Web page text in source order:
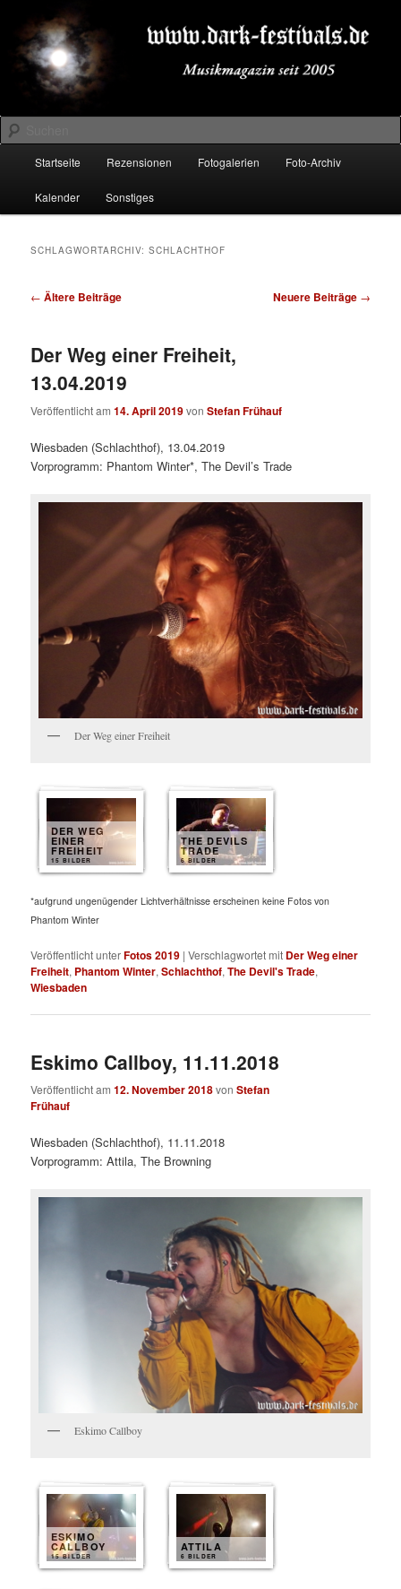
primären
Inhalt
springen
sekundären
Inhalt
springenDARK-FESTIVALS.DE
Suchen
Startseite Rezensionen Fotogalerien Foto-Archiv
Kalender Sonstiges
SCHLAGWORTARCHIV:SCHLACHTHOF
Beitragsnavigation
← Ältere Beiträge Neuere Beiträge →
Der Weg einer Freiheit,
13.04.2019
Veröffentlicht am14. April 2019vonStefan Frühauf
Wiesbaden (Schlachthof), 13.04.2019
Vorprogramm: Phantom Winter*, The Devil’s Trade
Der Weg einer Freiheit
DER WEG
EINER
FREIHEIT
15 BILDER
THE DEVILS
TRADE
6 BILDER
*aufgrund ungenügender Lichtverhältnisse erscheinen keine Fotos von
Phantom Winter
Veröffentlicht unterFotos 2019 |Verschlagwortet mit Der Weg einer
Freiheit, Phantom Winter,Schlachthof,The Devil's Trade,
Wiesbaden
Eskimo Callboy, 11.11.2018
Veröffentlicht am12. November 2018vonStefan
Frühauf
Wiesbaden (Schlachthof), 11.11.2018
Vorprogramm: Attila, The Browning
Eskimo Callboy
ESKIMO
CALLBOY
15 BILDER
ATTILA
6 BILDER